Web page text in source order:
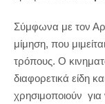
Σύμφωνα με τον
μίμηση, που
τρόπους. Ο
διαφορετικά είδη
χρησιμοποιούν